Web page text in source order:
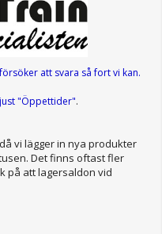
att svara så fort vi kan.
"Öppettider".
vi lägger in nya produkter
Det finns oftast fler
på att lagersaldon vid